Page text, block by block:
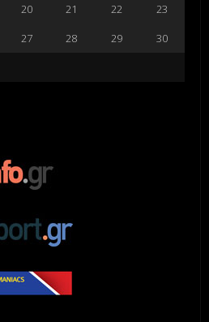
20 21 22
23
27 28 29
30